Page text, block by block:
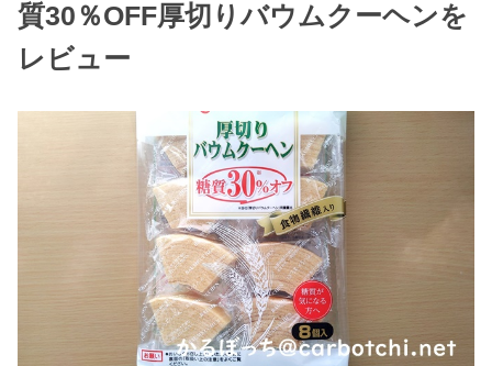
質30％OFF厚切りバウムクーヘンを
レビュー